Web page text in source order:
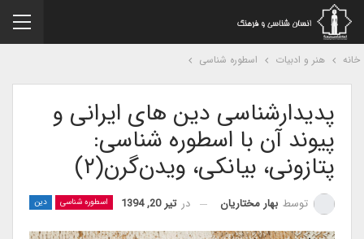
هنر و ادبیات اسطوره شناسی
پدیدارشناسی دین های ایرانی و
پیوند آن با اسطوره شناسی:
پتازونی، بیانکی، ویدن‌گرن(۲)
اسطوره شناسی دین توسطبهار مختاریان درتیر 20, 1394